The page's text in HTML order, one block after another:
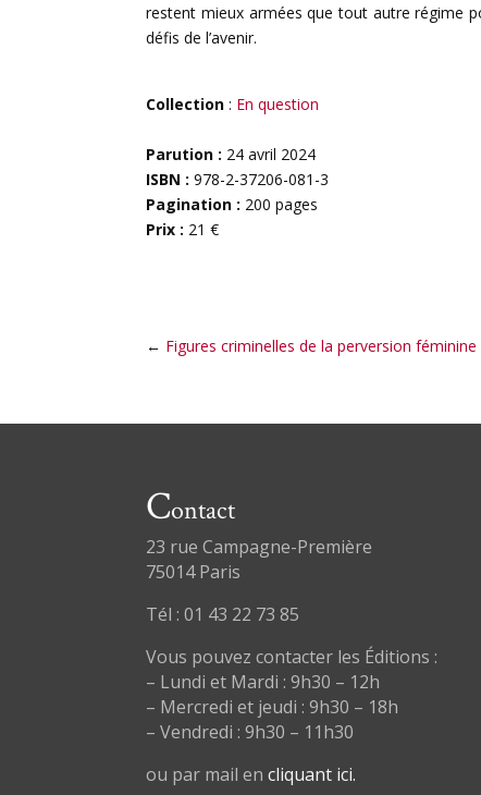
restent mieux armées que tout autre régime
défis de l’avenir.
Collection : En question
Parution : 24 avril 2024
ISBN :978-2-37206-081-3
Pagination : 200 pages
Prix : 21 €
← Figures criminelles de la perversion féminine
Contact
23 rue Campagne-Première
75014 Paris
Tél : 01 43 22 73 85
Vous pouvez contacter les Éditions :
– Lundi et Mardi : 9h30 – 12h
– Mercredi et jeudi : 9h30 – 18h
– Vendredi : 9h30 – 11h30
ou par mail encliquant ici.